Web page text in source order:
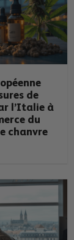
de
l’Italie à
du
chanvre